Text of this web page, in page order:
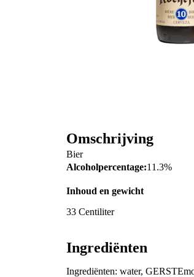
Omschrijving
Bier
Alcoholpercentage:11.3%
Inhoud en gewicht
33 Centiliter
Ingrediënten
Ingrediënten: water,